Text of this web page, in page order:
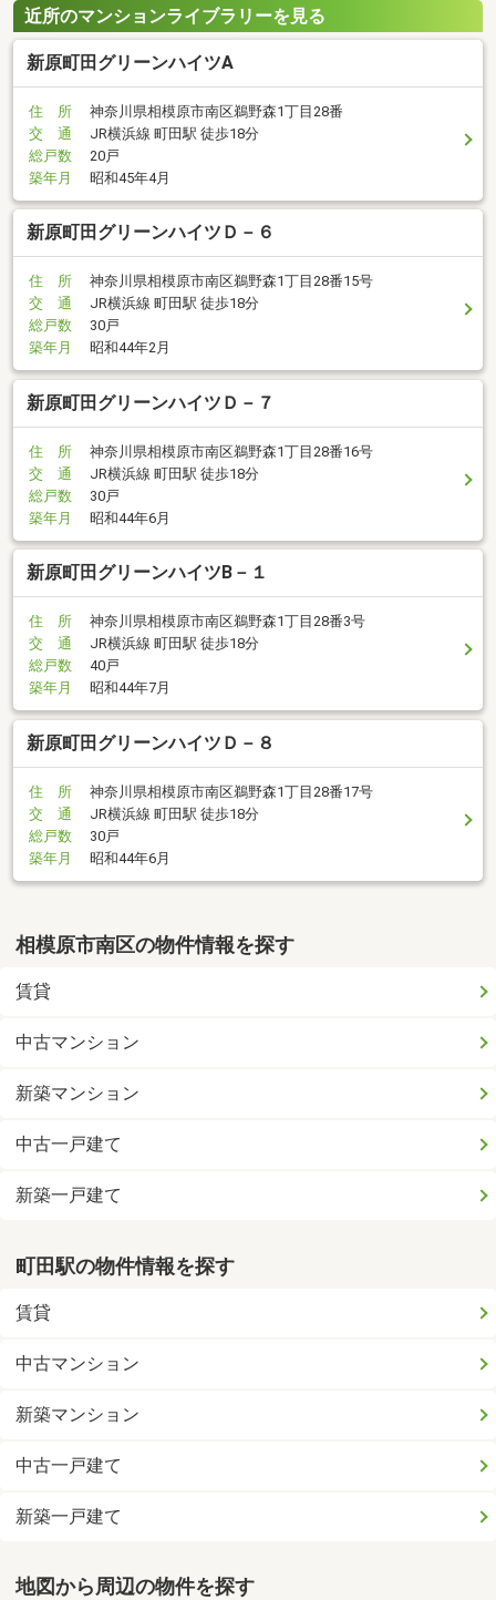
近所のマンションライブラリーを見る
新原町田グリーンハイツA
住 所
神奈川県相模原市南区鵜野森1丁目28番
交 通
JR横浜線 町田駅 徒歩18分
総戸数
20戸
築年月
昭和45年4月
新原町田グリーンハイツＤ－６
住 所
神奈川県相模原市南区鵜野森1丁目28番15号
交 通
JR横浜線 町田駅 徒歩18分
総戸数
30戸
築年月
昭和44年2月
新原町田グリーンハイツＤ－７
住 所
神奈川県相模原市南区鵜野森1丁目28番16号
交 通
JR横浜線 町田駅 徒歩18分
総戸数
30戸
築年月
昭和44年6月
新原町田グリーンハイツB－１
住 所
神奈川県相模原市南区鵜野森1丁目28番3号
交 通
JR横浜線 町田駅 徒歩18分
総戸数
40戸
築年月
昭和44年7月
新原町田グリーンハイツＤ－８
住 所
神奈川県相模原市南区鵜野森1丁目28番17号
交 通
JR横浜線 町田駅 徒歩18分
総戸数
30戸
築年月
昭和44年6月
相模原市南区の物件情報を探す
賃貸
中古マンション
新築マンション
中古一戸建て
新築一戸建て
町田駅の物件情報を探す
賃貸
中古マンション
新築マンション
中古一戸建て
新築一戸建て
地図から周辺の物件を探す